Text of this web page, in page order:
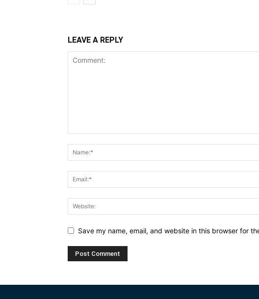
LEAVE A REPLY
Save my name, email, and website in this browser for